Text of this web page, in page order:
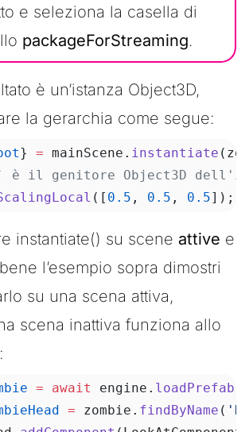
e seleziona la casella di
packageForStreaming.
è un’istanza Object3D,
la gerarchia come segue:
} = mainScene. instantiate
il genitore Object3D
([ 0.5 , 0.5 , 0.5]);
instantiate() su scene attive e
l’esempio sopra dimostri
su una scena attiva,
scena inattiva funziona allo
= await engine. loadPrefab
= zombie. findByName (